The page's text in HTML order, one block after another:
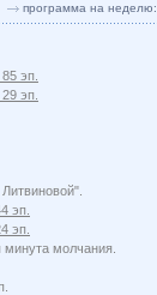
программа на неделю:
эп.
эп.
эп.
эп.
молчания.